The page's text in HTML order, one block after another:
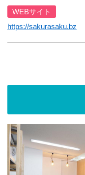
WEBサイト
https://sakurasaku.bz